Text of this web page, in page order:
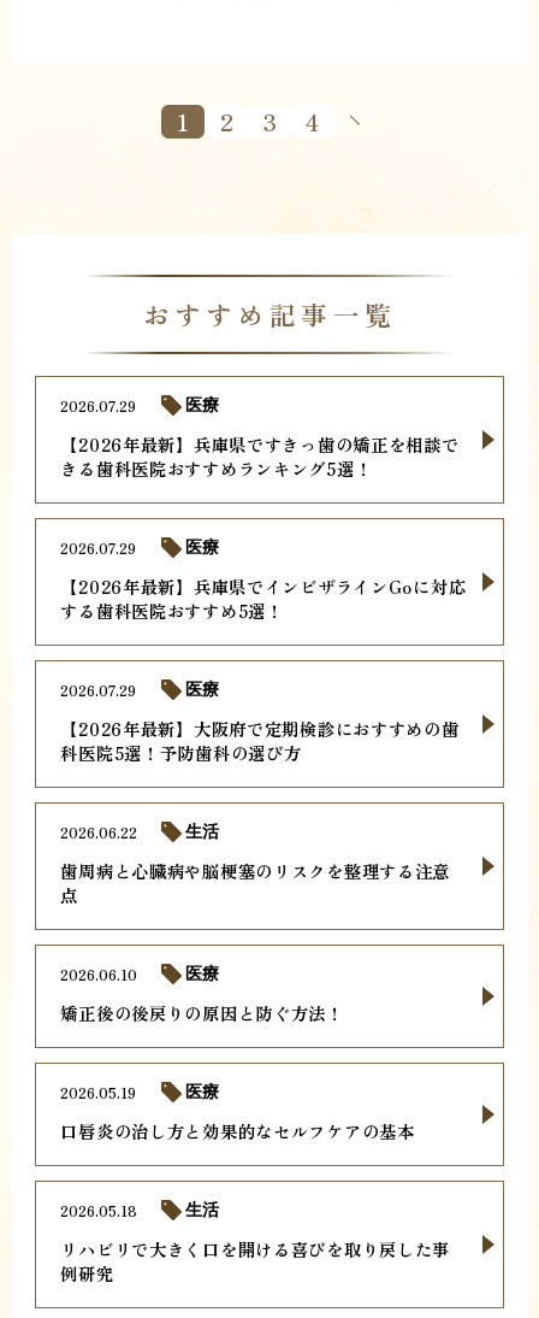
1 2 3 4
おすすめ記事一覧
【2026年最新】兵庫県ですきっ歯の矯正を相談で
きる歯科医院おすすめランキング5選！
2026.07.29 医療
【2026年最新】兵庫県でインビザラインGoに対応
する歯科医院おすすめ5選！
2026.07.29 医療
【2026年最新】大阪府で定期検診におすすめの歯
科医院5選！予防歯科の選び方
2026.07.29 医療
歯周病と心臓病や脳梗塞のリスクを整理する注意
点
2026.06.22 生活
矯正後の後戻りの原因と防ぐ方法！
2026.06.10 医療
口唇炎の治し方と効果的なセルフケアの基本
2026.05.19 医療
リハビリで大きく口を開ける喜びを取り戻した事
例研究
2026.05.18 生活